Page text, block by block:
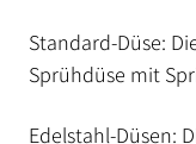
Standard-Düse:
Sprühdüse mit
Edelstahl-Düsen: